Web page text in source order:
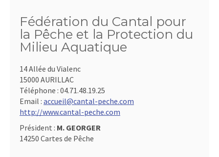
Fédération du Cantal pour
la Pêche et la Protection du
Milieu Aquatique
14 Allée du Vialenc
15000 AURILLAC
Téléphone : 04.71.48.19.25
Email : accueil@cantal-peche.com
http://www.cantal-peche.com
Président : M. GEORGER
14250 Cartes de Pêche